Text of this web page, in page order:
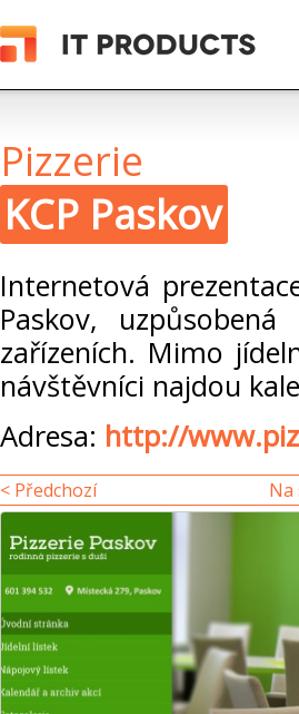
Pizzerie
KCP Paskov
Internetová
Paskov,
zařízeních. Mimo
návštěvníci najdou
Adresa: http://
< Předchozí Na